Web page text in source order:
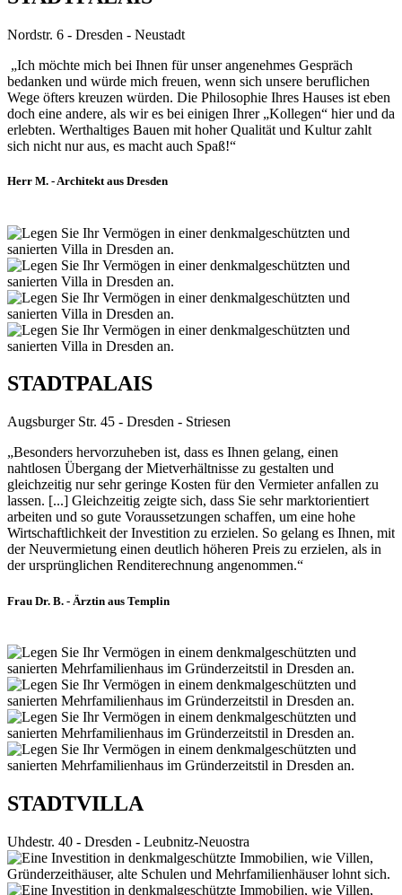
Nordstr. 6 - Dresden - Neustadt
„Ich möchte mich bei Ihnen für unser angenehmes Gespräch
bedanken und würde mich freuen, wenn sich unsere beruflichen
Wege öfters kreuzen würden. Die Philosophie Ihres Hauses ist eben
doch eine andere, als wir es bei einigen Ihrer „Kollegen“ hier und da
erlebten. Werthaltiges Bauen mit hoher Qualität und Kultur zahlt
sich nicht nur aus, es macht auch Spaß!“
Herr M. - Architekt aus Dresden
STADTPALAIS
Augsburger Str. 45 - Dresden - Striesen
„Besonders hervorzuheben ist, dass es Ihnen gelang, einen
nahtlosen Übergang der Mietverhältnisse zu gestalten und
gleichzeitig nur sehr geringe Kosten für den Vermieter anfallen zu
lassen. [...] Gleichzeitig zeigte sich, dass Sie sehr marktorientiert
arbeiten und so gute Voraussetzungen schaffen, um eine hohe
Wirtschaftlichkeit der Investition zu erzielen. So gelang es Ihnen, mit
der Neuvermietung einen deutlich höheren Preis zu erzielen, als in
der ursprünglichen Renditerechnung angenommen.“
Frau Dr. B. - Ärztin aus Templin
STADTVILLA
Uhdestr. 40 - Dresden - Leubnitz-Neuostra